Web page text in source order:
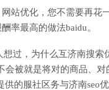
站优化，您不需要再花
率最高的做法baidu。
过，为什么互济南搜索
会被就是将对的商品、
的服社区务与济南seo